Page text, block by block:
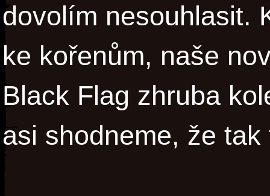
dovolím nesouhlasit.
ke kořenům, naše
Black Flag zhruba
asi shodneme, že